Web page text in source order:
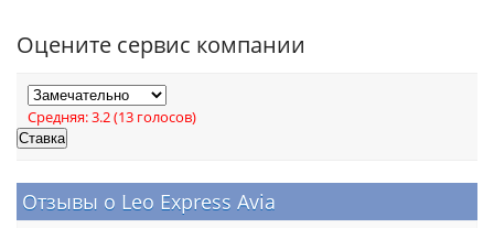
Оцените сервис компании
Средняя:3.2(13 голосов)
Отзывы о Leo Express Avia